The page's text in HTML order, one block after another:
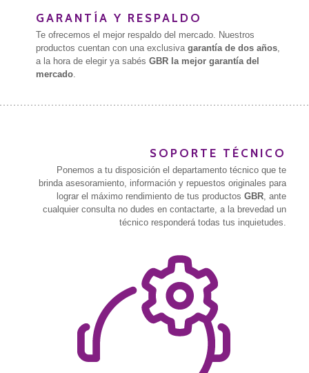
GARANTÍA Y RESPALDO
Te ofrecemos el mejor respaldo del mercado. Nuestros
productos cuentan con una exclusivagarantía de dos años,
a la hora de elegir ya sabésGBR la mejor garantía del
mercado.
SOPORTE TÉCNICO
Ponemos a tu disposición el departamento técnico que te
brinda asesoramiento, información y repuestos originales para
lograr el máximo rendimiento de tus productos GBR, ante
cualquier consulta no dudes en contactarte, a la brevedad un
técnico responderá todas tus inquietudes.